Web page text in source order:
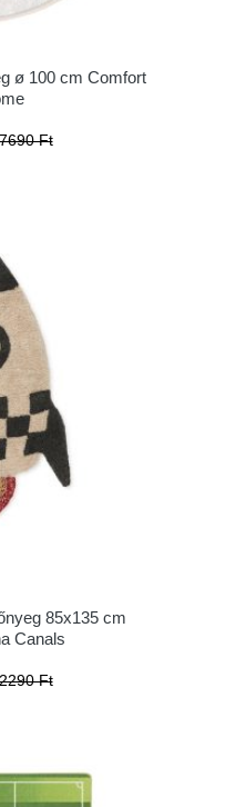
ø 100 cm Comfort
Ft
85x135 cm
Canals
Ft